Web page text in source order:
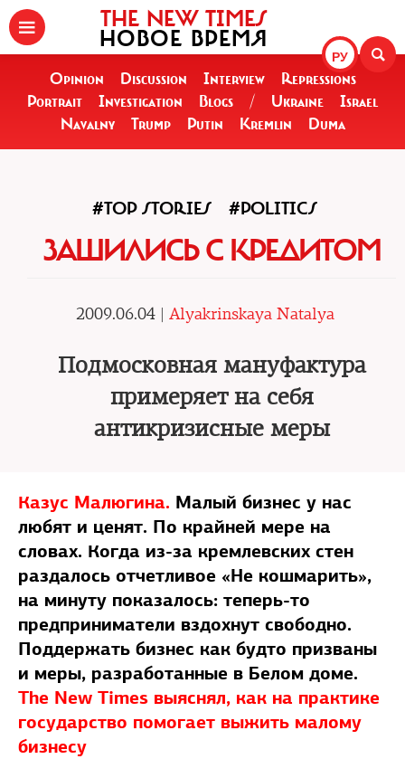
РУ
THE NEW TIMES
НОВОЕ ВРЕМЯ
Opinion Discussion Interview
Repressions
Portrait
Investigation Blogs / Ukraine
Israel
Navalny
Trump Putin Kremlin Duma
#TOP STORIES #POLITICS
ЗАШИЛИСЬ С КРЕДИТОМ
2009.06.04 | Alyakrinskaya Natalya
Подмосковная мануфактура
примеряет на себя
антикризисные меры
Казус Малюгина. Малый бизнес у нас
любят и ценят. По крайней мере на
словах. Когда из-за кремлевских стен
раздалось отчетливое «Не кошмарить»,
на минуту показалось: теперь-то
предприниматели вздохнут свободно.
Поддержать бизнес как будто призваны
и меры, разработанные в Белом доме.
The New Times выяснял, как на практике
государство помогает выжить малому
бизнесу